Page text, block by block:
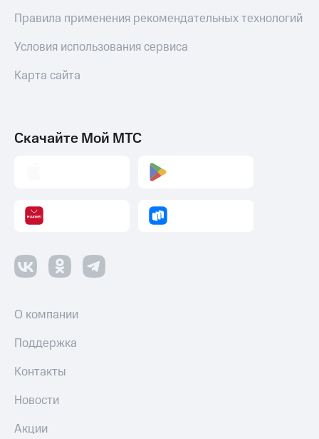
Правила применения рекомендательных технологий
Условия использования сервиса
Карта сайта
Скачайте Мой МТС
О компании
Поддержка
Контакты
Новости
Акции